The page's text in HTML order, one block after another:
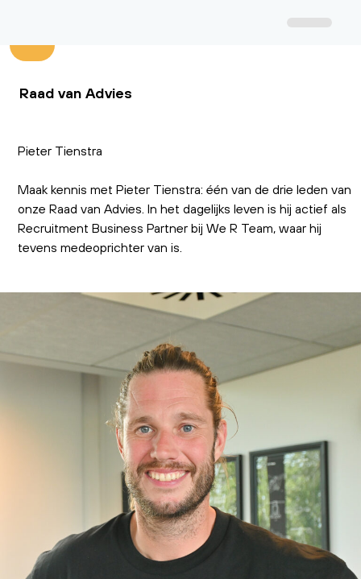
Raad van Advies
Pieter Tienstra
Maak kennis met Pieter Tienstra: één van de drie leden van
onze Raad van Advies. In het dagelijks leven is hij actief als
Recruitment Business Partner bij We R Team, waar hij
tevens medeoprichter van is.